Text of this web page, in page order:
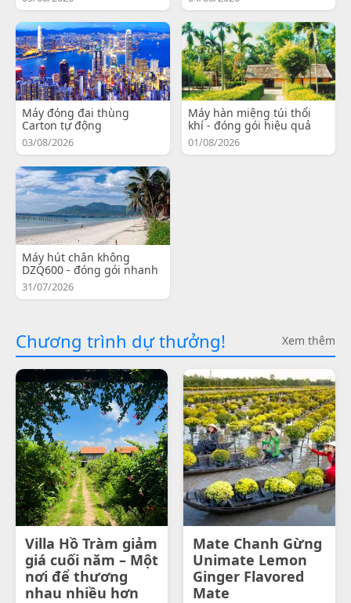
Máy đóng đai thùng
Carton tự động
03/08/2026
Máy hàn miệng túi thổi
khí - đóng gói hiệu quả
01/08/2026
Máy hút chân không
DZQ600 - đóng gói nhanh
31/07/2026
Chương trình dự thưởng! Xem thêm
Villa Hồ Tràm giảm
giá cuối năm – Một
nơi để thương
nhau nhiều hơn
Mate Chanh Gừng
Unimate Lemon
Ginger Flavored
Mate